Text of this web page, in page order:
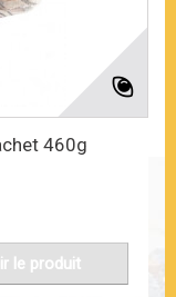
460g
le produit